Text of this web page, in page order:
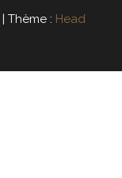
Thème : Head